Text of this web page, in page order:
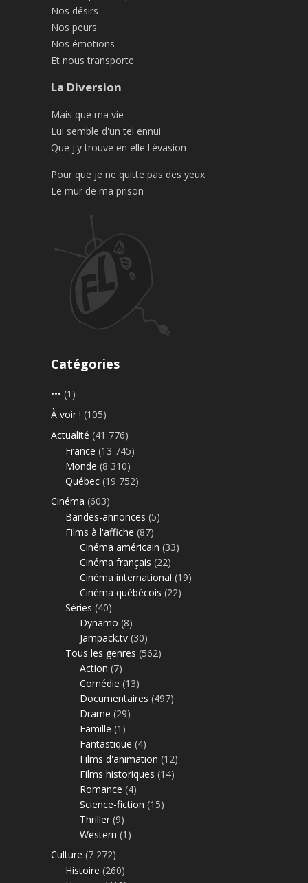
Nos désirs
Nos peurs
Nos émotions
Et nous transporte
La Diversion
Mais que ma vie
Lui semble d'un tel ennui
Que j'y trouve en elle l'évasion
Pour que je ne quitte pas des yeux
Le mur de ma prison
Catégories
••• (1)
À voir ! (105)
Actualité (41 776)
France (13 745)
Monde (8 310)
Québec (19 752)
Cinéma (603)
Bandes-annonces (5)
Films à l'affiche (87)
Cinéma américain (33)
Cinéma français (22)
Cinéma international (19)
Cinéma québécois (22)
Séries (40)
Dynamo (8)
Jampack.tv (30)
Tous les genres (562)
Action (7)
Comédie (13)
Documentaires (497)
Drame (29)
Famille (1)
Fantastique (4)
Films d'animation (12)
Films historiques (14)
Romance (4)
Science-fiction (15)
Thriller (9)
Western (1)
Culture (7 272)
Histoire (260)